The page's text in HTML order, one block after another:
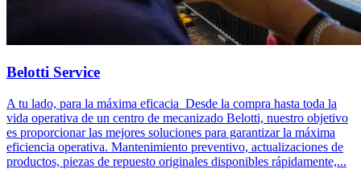
Belotti Service
A tu lado, para la máxima eficacia Desde la compra hasta toda la
vida operativa de un centro de mecanizado Belotti, nuestro objetivo
es proporcionar las mejores soluciones para garantizar la máxima
eficiencia operativa. Mantenimiento preventivo, actualizaciones de
productos, piezas de repuesto originales disponibles rápidamente,...